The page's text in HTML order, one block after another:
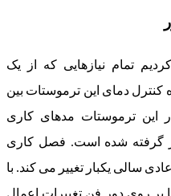
تمام نیازهایی که از یک
کنترل دمای این ترموستات بین
در این ترموستات مدهای کاری
گرفته شده است. فصل کاری
سالی یکبار تغییر می کند. با
بر روی دور فن تغییرات اعمال